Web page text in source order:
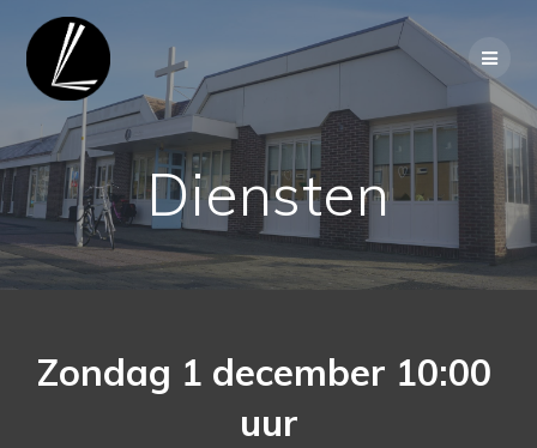
de
inhoud
Diensten
Zondag 1 december 10:00
uur